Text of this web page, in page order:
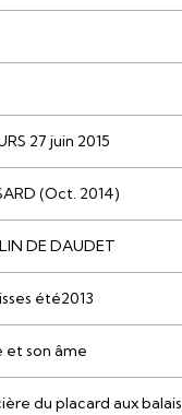
27 juin 2015
(Oct. 2014)
DE DAUDET
été2013
et son âme
du placard aux balais